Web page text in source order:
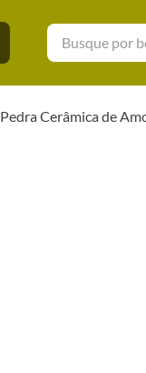
Busque por
Pedra Cerâmica de